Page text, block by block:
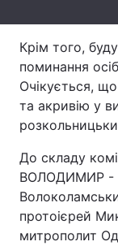
Лонгріди
Відео з Youtube
Інтерв'ю
Архів
Контакти
Послуги
Крім того,
поминання
Очікується, що
та акривію у
До складу
ВОЛОДИМИР -
протоієрей
митрополит